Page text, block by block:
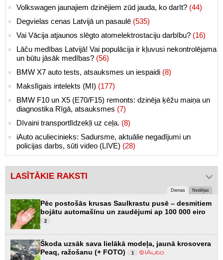
Volkswagen jaunajiem dzinējiem zūd jauda, ko darīt? (44)
Degvielas cenas Latvijā un pasaulē (535)
Vai Vācija atjaunos slēgto atomelektrostaciju darbību? (16)
Lāču medības Latvijā! Vai populācija ir kļuvusi nekontrolējama
un būtu jāsāk medības? (56)
BMW X7 auto tests, atsauksmes un iespaidi (8)
Makslīgais intelekts (MI) (177)
BMW F10 un X5 (E70/F15) remonts: dzinēja ķēžu maiņa un
diagnostika Rīgā, atsauksmes (7)
Dīvaini transportlīdzekļi uz ceļa. (8)
iAuto aculiecinieks: Sadursme, aktuālie negadījumi un
policijas darbs, sūti video (LIVE) (28)
LASĪTĀKIE RAKSTI
Dienas Nedēļas
Pēc postošās krusas Saulkrastu pusē – desmitiem
bojātu automašīnu un zaudējumi ap 100 000 eiro
2
Škoda uzsāk sava lielākā modeļa, jaunā krosovera
Peaq, ražošanu (+ FOTO)
1